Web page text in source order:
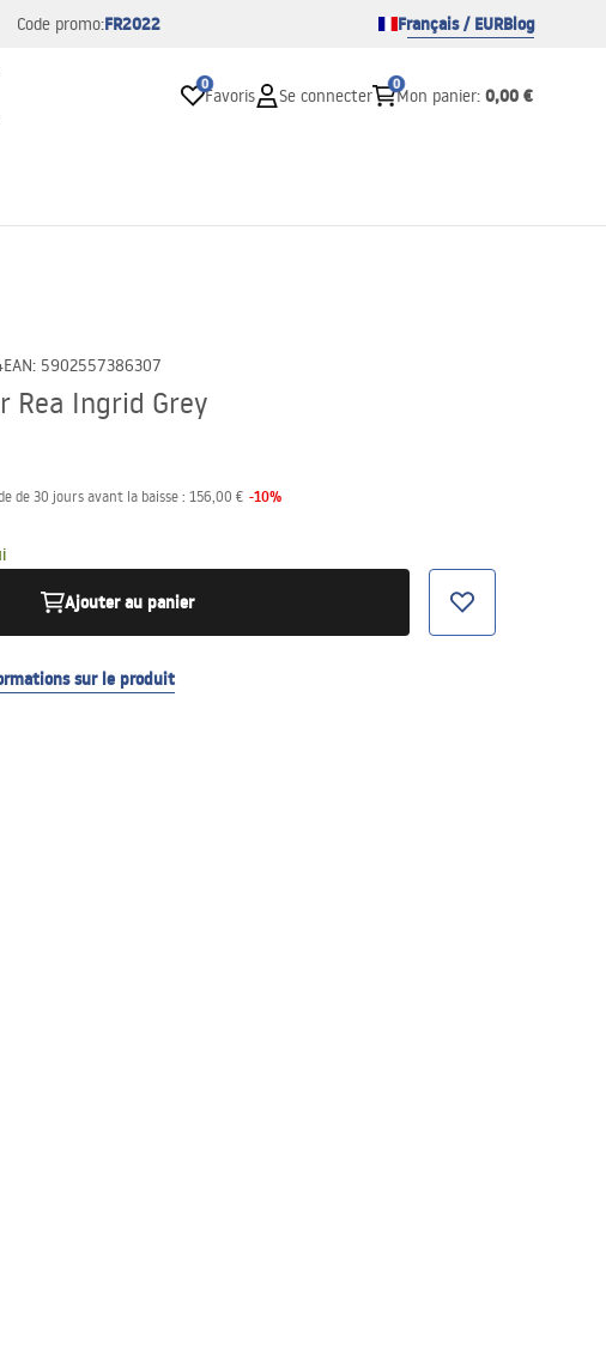
Code promo:FR2022 Français / EURBlog
0
Favoris Se connecter
0
Mon panier: 0,00 €
EAN: 5902557386307
Rea Ingrid Grey
de 30 jours avant la baisse : 156,00 € -10%
Ajouter au panier
sur le produit